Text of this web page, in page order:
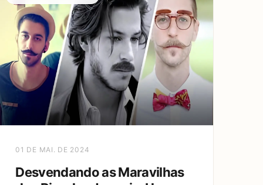
01 DE MAI. DE 2024
Desvendando as Maravilhas